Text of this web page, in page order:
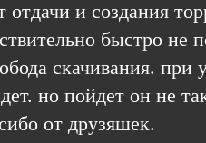
отдачи и создания
быстро не
скачивания. при
но пойдет он не
от друзяшек.